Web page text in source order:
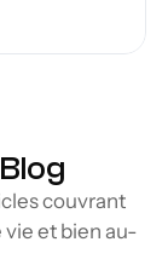
couvrant
et bien au-